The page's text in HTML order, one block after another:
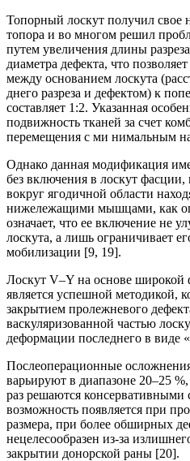
Топорный лоскут получил свое
топора и во многом решил
путем увеличения длины
диаметра дефекта, что
между основанием лоскута
днего разреза и дефектом) к
составляет 1:2. Указанная
подвижность тканей за счет
перемещения с ми нимальным
Однако данная модификация
без включения в лоскут
вокруг ягодичной области
нижележащими мышцами, как
означает, что ее включение не
лоскута, а лишь ограничивает
мобилизации [9, 19].
Лоскут V–Y на основе широкой
является успешной методикой,
закрытием пролежневого
васкуляризованной частью
деформации последнего в виде
Послеоперационные
варьируют в диапазоне 20–25
раз решаются консервативными
возможность появляется при
размера, при более обширных
нецелесообразен из-за
закрытии донорской раны [20].